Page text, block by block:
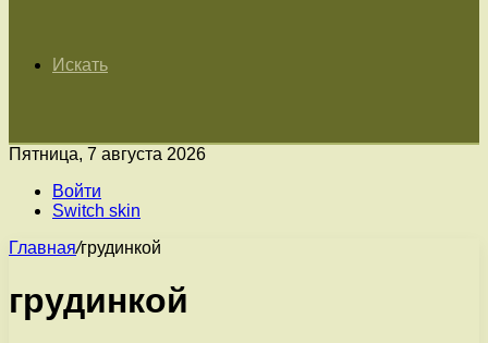
Искать
Пятница, 7 августа 2026
Войти
Switch skin
Главная/грудинкой
грудинкой